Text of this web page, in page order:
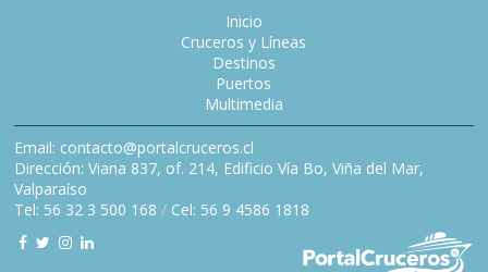
Inicio
Cruceros y Líneas
Destinos
Puertos
Multimedia
Email: contacto@portalcruceros.cl
Dirección: Viana 837, of. 214, Edificio Vía Bo, Viña del Mar,
Valparaíso
Tel: 56 32 3 500 168 / Cel: 56 9 4586 1818